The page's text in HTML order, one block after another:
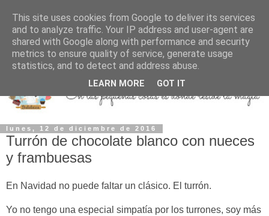
lunes, 12 de diciembre de 2016
Turrón de chocolate blanco con nueces
y frambuesas
En Navidad no puede faltar un clásico. El turrón.
Yo no tengo una especial simpatía por los turrones, soy más
This site uses cookies from Google to deliver its services
and to analyze traffic. Your IP address and user-agent are
shared with Google along with performance and security
metrics to ensure quality of service, generate usage
statistics, and to detect and address abuse.
LEARN MORE GOT IT